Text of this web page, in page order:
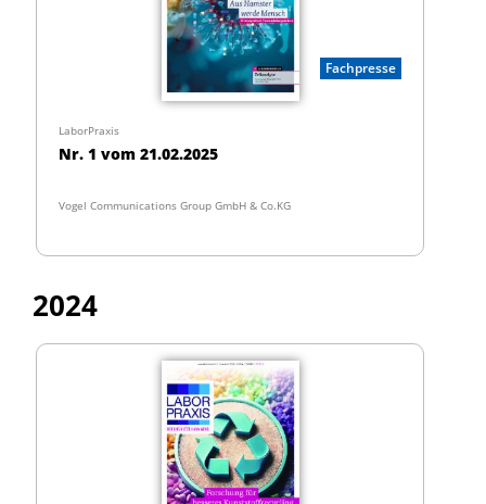
Fachpresse
LaborPraxis
Nr. 1 vom 21.02.2025
Vogel Communications Group GmbH & Co.KG
2024